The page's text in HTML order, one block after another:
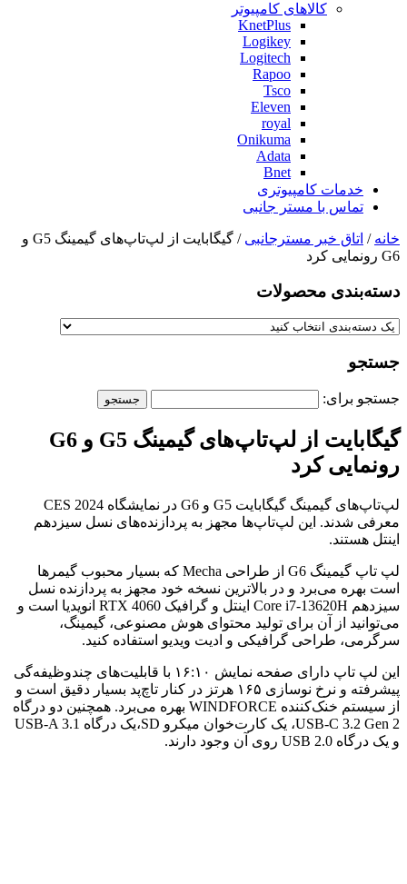
کالاهای کامپیوتر
KnetPlus
Logikey
Logitech
Rapoo
Tsco
Eleven
royal
Onikuma
Adata
Bnet
خدمات کامپیوتری
تماس با مستر جانبی
خانه / اتاق خبر مسترجانبی
/ گیگابایت از لپ‌تاپ‌های گیمینگ G5 و
G6 رونمایی کرد
دسته‌بندی‌ محصولات
جستجو
جستجو برای:
گیگابایت از لپ‌تاپ‌های گیمینگ G5 و G6
رونمایی کرد
لپ‌تاپ‌های گیمینگ گیگابایت G5 و G6 در نمایشگاه CES 2024
معرفی شدند. این لپ‌تاپ‌ها مجهز به پردازنده‌های نسل سیزدهم
اینتل هستند.
لپ تاپ گیمینگ G6 از طراحی Mecha که بسیار محبوب گیمرها
است بهره می‌برد و در بالاترین نسخه خود مجهز به پردازنده‌ نسل
سیزدهم Core i7-13620H اینتل و گرافیک RTX 4060 انویدیا است و
می‌توانید از آن برای تولید محتوای هوش مصنوعی، گیمینگ،
سرگرمی‌، طراحی گرافیکی و ادیت ویدیو استفاده کنید.
این لپ تاپ دارای صفحه نمایش ۱۶:۱۰ با قابلیت‌های چندوظیفه‌گی
پیشرفته و نرخ نوسازی ۱۶۵ هرتز در کنار تاچ‌پد بسیار دقیق است و
از سیستم خنک‌کننده WINDFORCE بهره می‌برد. همچنین دو درگاه
USB-C 3.2 Gen 2، یک کارت‌خوان میکرو SD،یک درگاه USB-A 3.1
و یک درگاه USB 2.0 روی آن وجود دارند.